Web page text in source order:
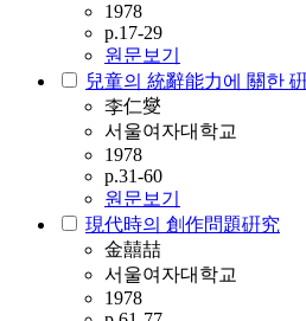
1978
p.17-29
원문보기
兒童의 統辭能力에 關한
李仁燮
서울여자대학교
1978
p.31-60
원문보기
現代時의 創作問題硏究
金囍喆
서울여자대학교
1978